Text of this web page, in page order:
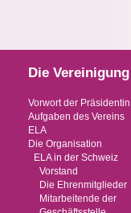
Die Vereinigung
Vorwort der Präsidentin
Aufgaben des Vereins
ELA
Die Organisation
ELA in der Schweiz
Vorstand
Die Ehrenmitglieder
Mitarbeitende der